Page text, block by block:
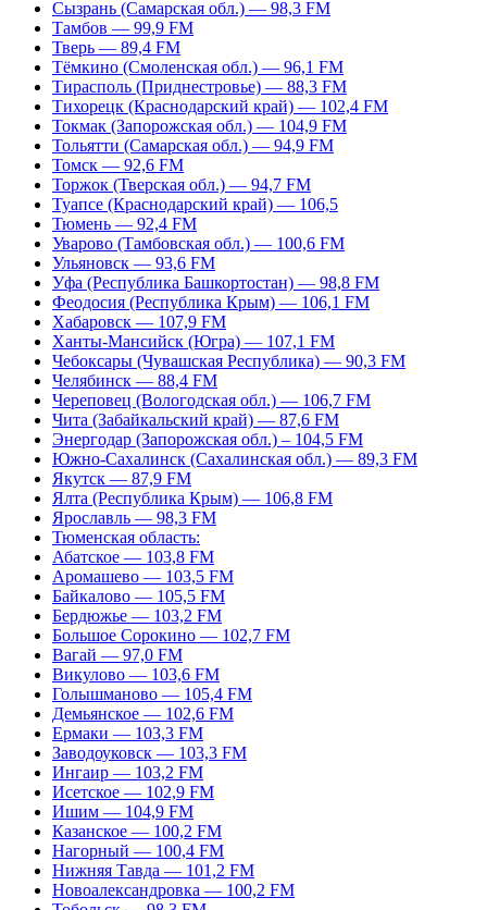
Сызрань (Самарская обл.) — 98,3 FM
Тамбов — 99,9 FM
Тверь — 89,4 FM
Тёмкино (Смоленская обл.) — 96,1 FM
Тирасполь (Приднестровье) — 88,3 FM
Тихорецк (Краснодарский край) — 102,4 FM
Токмак (Запорожская обл.) — 104,9 FM
Тольятти (Самарская обл.) — 94,9 FM
Томск — 92,6 FM
Торжок (Тверская обл.) — 94,7 FM
Туапсе (Краснодарский край) — 106,5
Тюмень — 92,4 FM
Уварово (Тамбовская обл.) — 100,6 FM
Ульяновск — 93,6 FM
Уфа (Республика Башкортостан) — 98,8 FM
Феодосия (Республика Крым) — 106,1 FM
Хабаровск — 107,9 FM
Ханты-Мансийск (Югра) — 107,1 FM
Чебоксары (Чувашская Республика) — 90,3 FM
Челябинск — 88,4 FM
Череповец (Вологодская обл.) — 106,7 FM
Чита (Забайкальский край) — 87,6 FM
Энергодар (Запорожская обл.) – 104,5 FM
Южно-Сахалинск (Сахалинская обл.) — 89,3 FM
Якутск — 87,9 FM
Ялта (Республика Крым) — 106,8 FM
Ярославль — 98,3 FM
Тюменская область:
Абатское — 103,8 FM
Аромашево — 103,5 FM
Байкалово — 105,5 FM
Бердюжье — 103,2 FM
Большое Сорокино — 102,7 FM
Вагай — 97,0 FM
Викулово — 103,6 FM
Голышманово — 105,4 FM
Демьянское — 102,6 FM
Ермаки — 103,3 FM
Заводоуковск — 103,3 FM
Ингаир — 103,2 FM
Исетское — 102,9 FM
Ишим — 104,9 FM
Казанское — 100,2 FM
Нагорный — 100,4 FM
Нижняя Тавда — 101,2 FM
Новоалександровка — 100,2 FM